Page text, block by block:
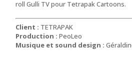
roll Gulli TV pour Tetrapak Cartoons.
Client : TETRAPAK
Production : PeoLeo
Musique et sound design :